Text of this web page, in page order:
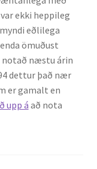
ekki heppileg
eðlilega
ömuðust
notað næstu árin
dettur það nær
er gamalt en
upp áað nota